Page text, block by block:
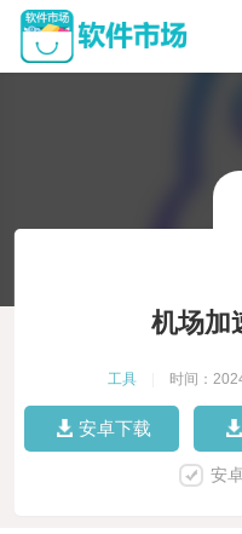
机场加
工具 时间：
安卓下载
安